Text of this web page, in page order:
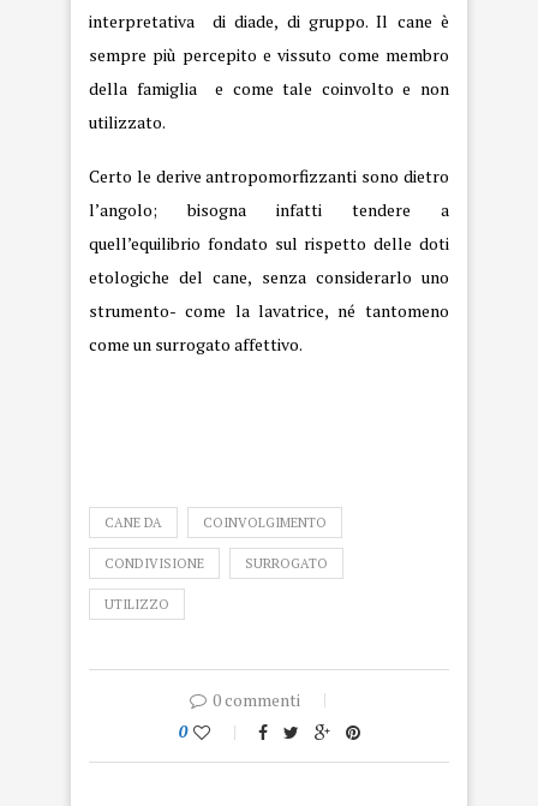
interpretativa di diade, di gruppo. Il cane è
sempre più percepito e vissuto come membro
della famiglia e come tale coinvolto e non
utilizzato.
Certo le derive antropomorfizzanti sono dietro
l’angolo; bisogna infatti tendere a
quell’equilibrio fondato sul rispetto delle doti
etologiche del cane, senza considerarlo uno
strumento- come la lavatrice, né tantomeno
come un surrogato affettivo.
CANE DA COINVOLGIMENTO
CONDIVISIONE SURROGATO
UTILIZZO
0 commenti
0